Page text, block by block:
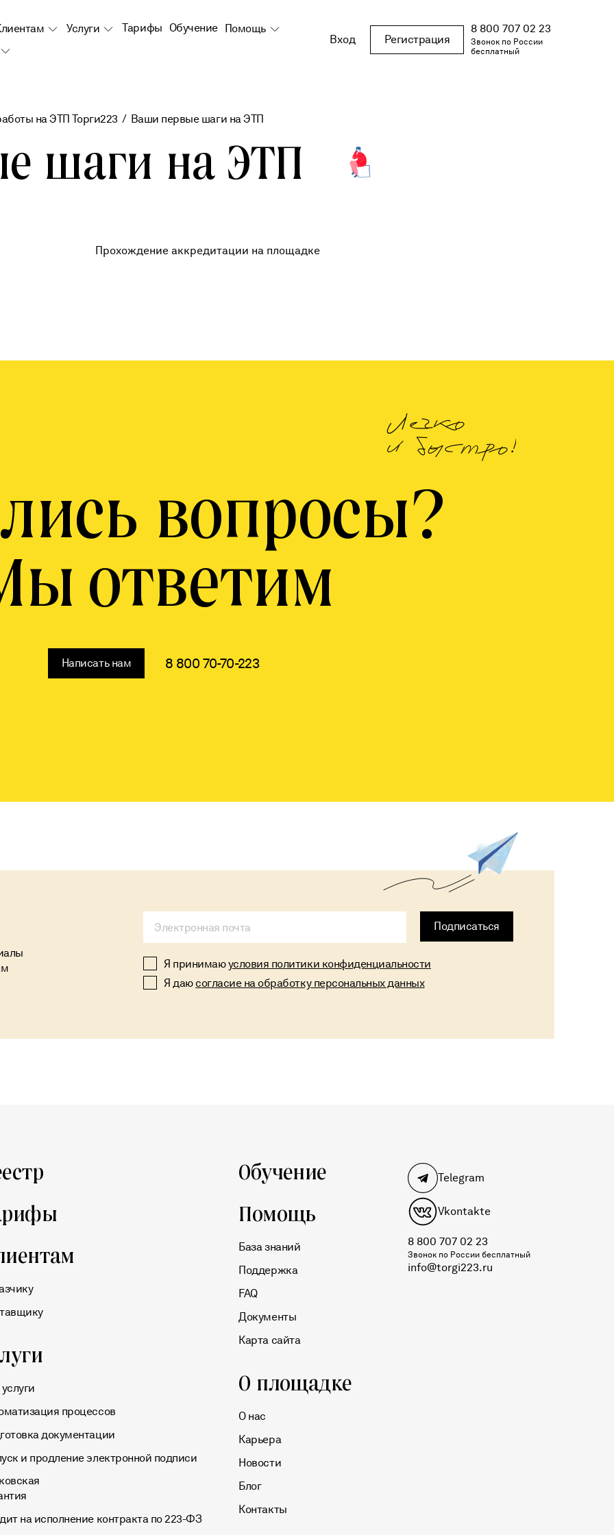
Услуги Тарифы Обучение Помощь
Вход
Регистрация
8 800 707 02 23
Звонок по России
бесплатный
на ЭТП Торги223 Ваши первые шаги на ЭТП
шаги на ЭТП
Прохождение аккредитации на площадке
вопросы?
ответим
Написать нам 8 800 70-70-223
Легко
и быстро!
Подписаться
Я принимаюусловия политики конфиденциальности
Я даю согласие на обработку персональных данных
Alternative:
процессов
документации
и продление электронной подписи
на исполнение контракта по 223-ФЗ
Обучение
Помощь
База знаний
Поддержка
FAQ
Документы
Карта сайта
О площадке
О нас
Карьера
Новости
Блог
Контакты
Telegram
Vkontakte
8 800 707 02 23
Звонок по России бесплатный
info@torgi223.ru